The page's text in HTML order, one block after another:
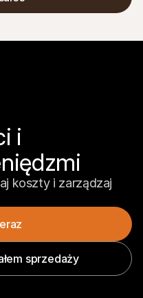
i
koszty i zarządzaj
sprzedaży